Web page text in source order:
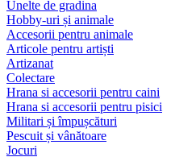
Unelte de gradina
Hobby-uri și animale
Accesorii pentru animale
Articole pentru artiști
Artizanat
Colectare
Hrana si accesorii pentru caini
Hrana si accesorii pentru pisici
Militari și împușcături
Pescuit și vânătoare
Jocuri